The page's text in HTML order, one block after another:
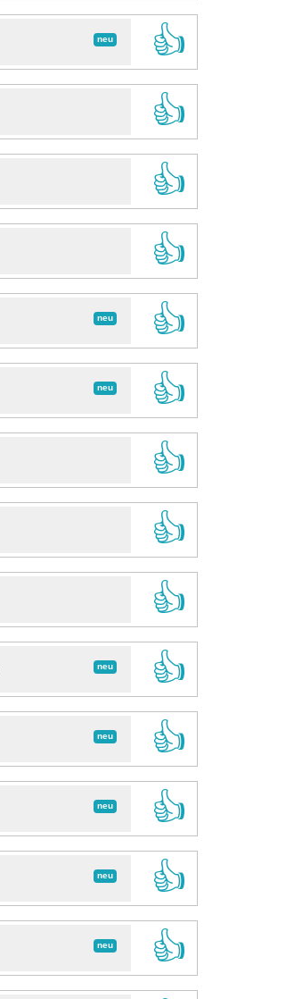
neu
👍
👍
👍
👍
neu
👍
neu
👍
👍
👍
👍
neu
👍
neu
👍
neu
👍
neu
👍
neu
👍